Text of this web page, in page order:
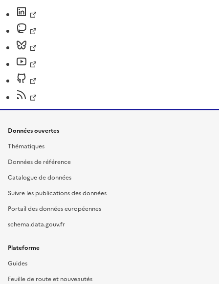
Données ouvertes
Thématiques
Données de référence
Catalogue de données
Suivre les publications des données
Portail des données européennes
schema.data.gouv.fr
Plateforme
Guides
Feuille de route et nouveautés